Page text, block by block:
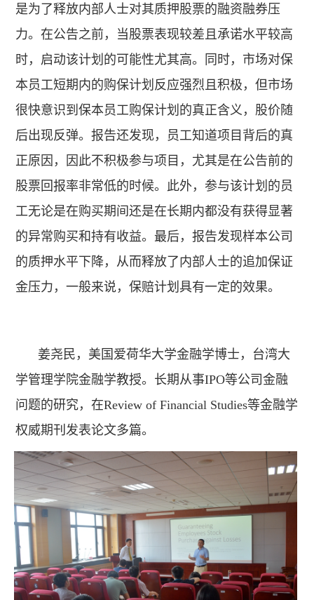
是为了释放内部人士对其质押股票的融资融券压
力。在公告之前，当股票表现较差且承诺水平较高
时，启动该计划的可能性尤其高。同时，市场对保
本员工短期内的购保计划反应强烈且积极，但市场
很快意识到保本员工购保计划的真正含义，股价随
后出现反弹。报告还发现，员工知道项目背后的真
正原因，因此不积极参与项目，尤其是在公告前的
股票回报率非常低的时候。此外，参与该计划的员
工无论是在购买期间还是在长期内都没有获得显著
的异常购买和持有收益。最后，报告发现样本公司
的质押水平下降，从而释放了内部人士的追加保证
金压力，一般来说，保赔计划具有一定的效果。
姜尧民，美国爱荷华大学金融学博士，台湾大
学管理学院金融学教授。长期从事IPO等公司金融
问题的研究，在Review of Financial Studies等金融学
权威期刊发表论文多篇。